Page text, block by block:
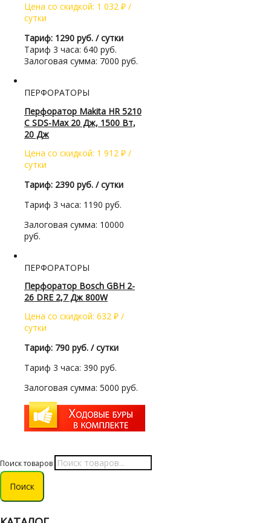
Поиск товаров
Поиск
Цена со скидкой: 1 032 ₽ /
сутки
Тариф: 1290 руб. / сутки
Тариф 3 часа: 640 руб.
Залоговая сумма: 7000 руб.
ПЕРФОРАТОРЫ
Перфоратор Makita HR 5210
C SDS-Max 20 Дж, 1500 Вт,
20 Дж
Цена со скидкой: 1 912 ₽ /
сутки
Тариф: 2390 руб. / сутки
Тариф 3 часа: 1190 руб.
Залоговая сумма: 10000
руб.
ПЕРФОРАТОРЫ
Перфоратор Bosch GBH 2-
26 DRE 2,7 Дж 800W
Цена со скидкой: 632 ₽ /
сутки
Тариф: 790 руб. / сутки
Тариф 3 часа: 390 руб.
Залоговая сумма: 5000 руб.